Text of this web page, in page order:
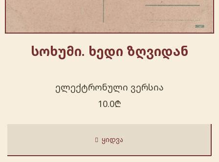
სოხუმი. ხედი ზღვიდან
ელექტრონული ვერსია
10.0₾
ᲧᲘᲓᲕᲐ